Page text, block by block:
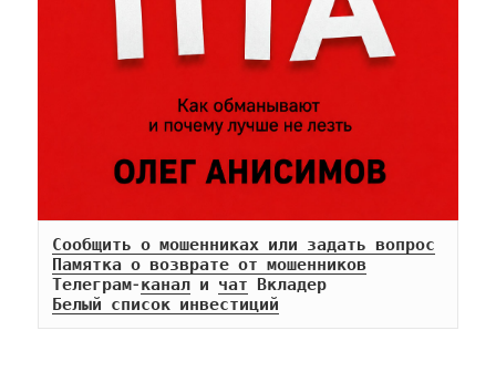
Сообщить о мошенниках или задать вопрос
Памятка о возврате от мошенников
Телеграм-канал и чат
Белый список инвестиций